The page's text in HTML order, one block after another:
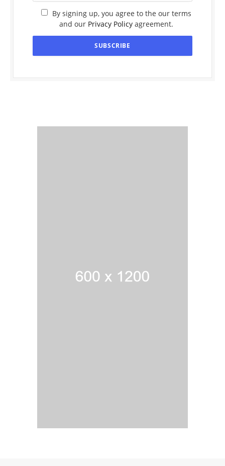
By signing up, you agree to the our terms
and our Privacy Policyagreement.